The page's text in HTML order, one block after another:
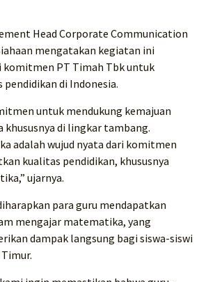
Head Corporate Communication
mengatakan kegiatan ini
komitmen PT Timah Tbk untuk
di Indonesia.
untuk mendukung kemajuan
khususnya di lingkar tambang.
adalah wujud nyata dari komitmen
kualitas pendidikan, khususnya
ujarnya.
para guru mendapatkan
mengajar matematika, yang
dampak langsung bagi siswa-siswi